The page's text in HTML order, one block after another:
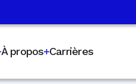
À propos Carrières